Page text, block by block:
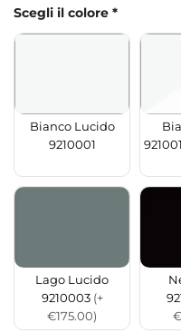
Scegli il colore *
Bianco Lucido
9210001
Lago Lucido
9210003 (+
€175.00)